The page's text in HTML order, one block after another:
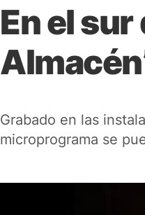
En el
Grabado en las
microprograma se